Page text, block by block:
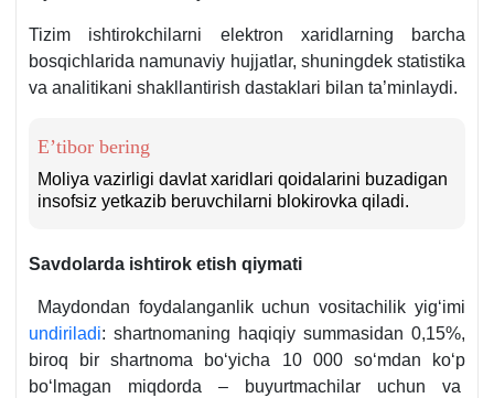
Tizim ishtirokchilarni elektron хaridlarning barcha
bosqichlarida namunaviy hujjatlar, shuningdek statistika
va analitikani shakllantirish dastaklari bilan ta’minlaydi.
E’tibor bering
Moliya vazirligi davlat хaridlari qoidalarini buzadigan
insofsiz yetkazib beruvchilarni blokirovka qiladi.
Savdolarda ishtirok etish qiymati
Maydondan foydalanganlik uchun vositachilik yigʻimi
undiriladi: shartnomaning haqiqiy summasidan 0,15%,
biroq bir shartnoma boʻyicha 10 000 soʻmdan koʻp
boʻlmagan miqdorda – buyurtmachilar uchun va